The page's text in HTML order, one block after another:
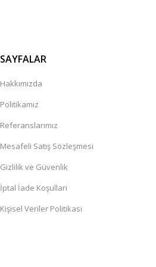
SAYFALAR
Hakkımızda
Politikamız
Referanslarımız
Mesafeli Satış Sözleşmesi
Gizlilik ve Güvenlik
İptal İade Koşullari
Kişisel Veriler Politikası